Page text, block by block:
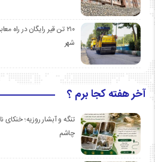
۲۱۰ تن قیر رایگان در
شهر
آخر هفته کجا برم ؟
تنگه و آبشار روزیه؛
چاشم